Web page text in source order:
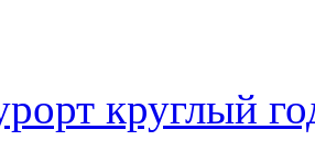
круглый